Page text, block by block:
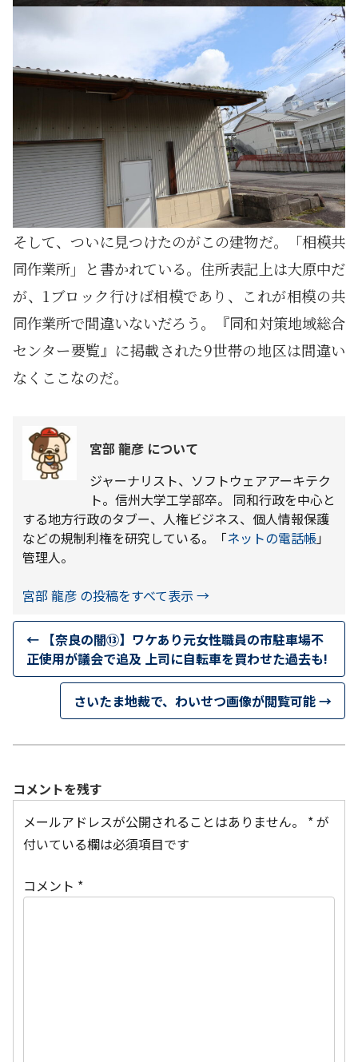
そして、ついに見つけたのがこの建物だ。「相模共
同作業所」と書かれている。住所表記上は大原中だ
が、1ブロック行けば相模であり、これが相模の共
同作業所で間違いないだろう。『同和対策地域総合
センター要覧』に掲載された9世帯の地区は間違い
なくここなのだ。
宮部 龍彦 について
ジャーナリスト、ソフトウェアアーキテク
ト。信州大学工学部卒。 同和行政を中心と
する地方行政のタブー、人権ビジネス、個人情報保護
などの規制利権を研究している。「ネットの電話帳」
管理人。
宮部 龍彦 の投稿をすべて表示 →
← 【奈良の闇⑬】ワケあり元女性職員の市駐車場不
正使用が議会で追及 上司に自転車を買わせた過去も!
さいたま地裁で、わいせつ画像が閲覧可能→
コメントを残す
メールアドレスが公開されることはありません。
*が
付いている欄は必須項目です
コメント *